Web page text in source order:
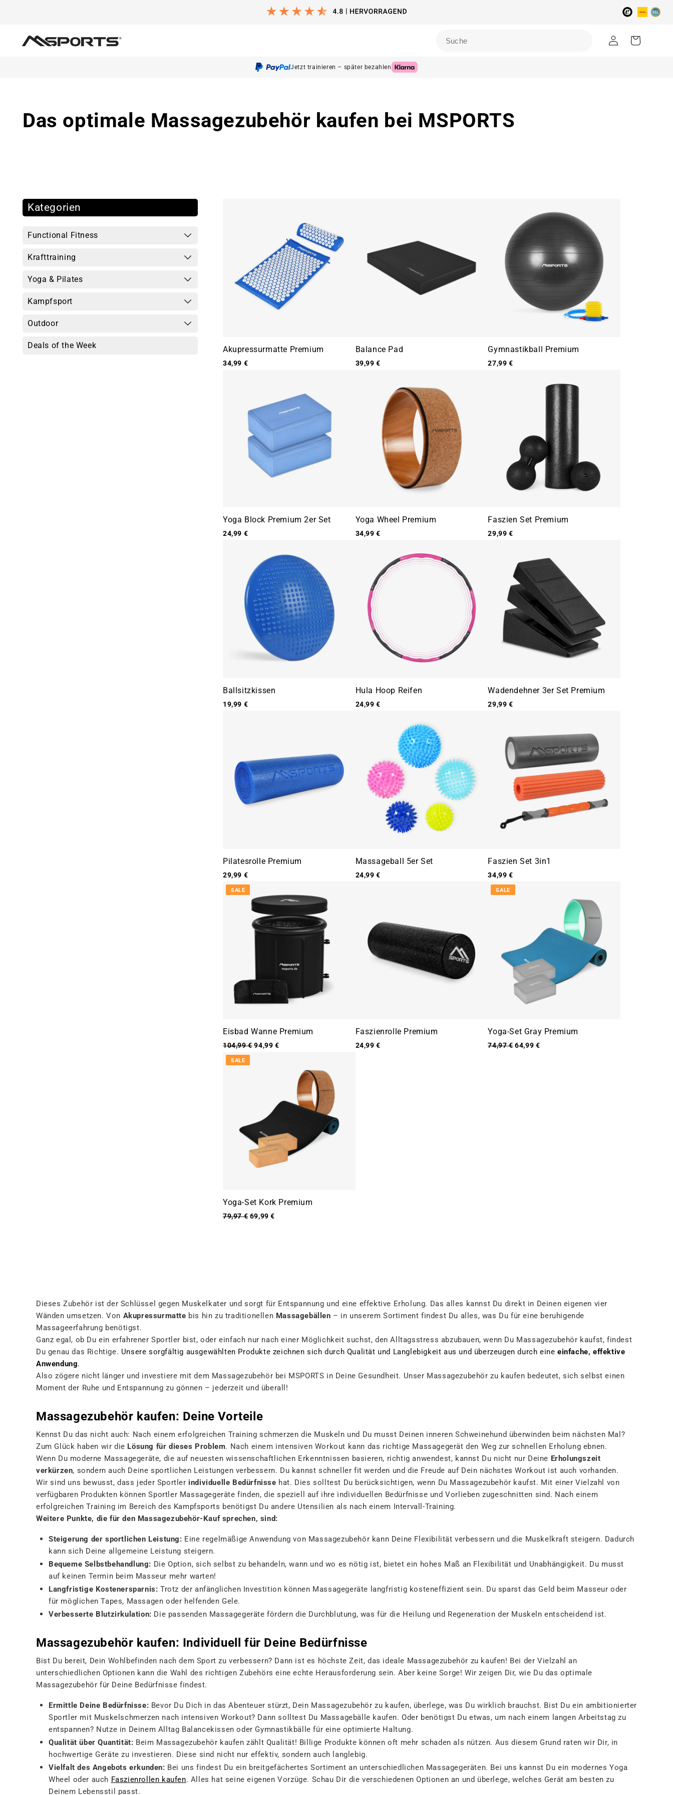
Ã
¢
â
EinloggenWarenkorb
Jetzt trainieren – später bezahlen
Das optimale Massagezubehör kaufen bei MSPORTS
Kategorien
Functional Fitness
Krafttraining
Yoga & Pilates
Kampfsport
Outdoor
Deals of the Week Akupressurmatte Premium
34,99 €
Balance Pad
39,99 €
Gymnastikball Premium
27,99 €
Yoga Block Premium 2er Set
24,99 €
Yoga Wheel Premium
34,99 €
Faszien Set Premium
29,99 €
Ballsitzkissen
19,99 €
Hula Hoop Reifen
24,99 €
Wadendehner 3er Set Premium
29,99 €
Pilatesrolle Premium
29,99 €
Massageball 5er Set
24,99 €
Faszien Set 3in1
34,99 €
SALE
Eisbad Wanne Premium
104,99 € 94,99 €
Faszienrolle Premium
24,99 €
SALE
Yoga-Set Gray Premium
74,97 € 64,99 €
SALE
Yoga-Set Kork Premium
79,97 € 69,99 €
Dieses Zubehör ist der Schlüssel gegen Muskelkater und sorgt für Entspannung und eine effektive Erholung. Das alles kannst Du direkt in Deinen eigenen vier
Wänden umsetzen. Von Akupressurmatte bis hin zu traditionellen Massagebällen – in unserem Sortiment findest Du alles, was Du für eine beruhigende
Massageerfahrung benötigst.
Ganz egal, ob Du ein erfahrener Sportler bist, oder einfach nur nach einer Möglichkeit suchst, den Alltagsstress abzubauen, wenn Du Massagezubehör kaufst, findest
Du genau das Richtige. Unsere sorgfältig ausgewählten Produkte zeichnen sich durch Qualität und Langlebigkeit aus und überzeugen durch eineeinfache, effektive
Anwendung.
Also zögere nicht länger und investiere mit dem Massagezubehör bei MSPORTS in Deine Gesundheit. Unser Massagezubehör zu kaufen bedeutet, sich selbst einen
Moment der Ruhe und Entspannung zu gönnen – jederzeit und überall!
Massagezubehör kaufen: Deine Vorteile
Kennst Du das nicht auch: Nach einem erfolgreichen Training schmerzen die Muskeln und Du musst Deinen inneren Schweinehund überwinden beim nächsten Mal?
Zum Glück haben wir die Lösung für dieses Problem. Nach einem intensiven Workout kann das richtige Massagegerät den Weg zur schnellen Erholung ebnen.
Wenn Du moderne Massagegeräte, die auf neuesten wissenschaftlichen Erkenntnissen basieren, richtig anwendest, kannst Du nicht nur Deine Erholungszeit
verkürzen, sondern auch Deine sportlichen Leistungen verbessern. Du kannst schneller fit werden und die Freude auf Dein nächstes Workout ist auch vorhanden.
Wir sind uns bewusst, dass jeder Sportler individuelle Bedürfnisse hat. Dies solltest Du berücksichtigen, wenn Du Massagezubehör kaufst. Mit einer Vielzahl von
verfügbaren Produkten können Sportler Massagegeräte finden, die speziell auf ihre individuellen Bedürfnisse und Vorlieben zugeschnitten sind. Nach einem
erfolgreichen Training im Bereich des Kampfsports benötigst Du andere Utensilien als nach einem Intervall-Training.
Weitere Punkte, die für den Massagezubehör-Kauf sprechen, sind:
Steigerung der sportlichen Leistung: Eine regelmäßige Anwendung von Massagezubehör kann Deine Flexibilität verbessern und die Muskelkraft steigern. Dadurch
kann sich Deine allgemeine Leistung steigern.
Bequeme Selbstbehandlung: Die Option, sich selbst zu behandeln, wann und wo es nötig ist, bietet ein hohes Maß an Flexibilität und Unabhängigkeit. Du musst
auf keinen Termin beim Masseur mehr warten!
Langfristige Kostenersparnis: Trotz der anfänglichen Investition können Massagegeräte langfristig kosteneffizient sein. Du sparst das Geld beim Masseur oder
für möglichen Tapes, Massagen oder helfenden Gele.
Verbesserte Blutzirkulation: Die passenden Massagegeräte fördern die Durchblutung, was für die Heilung und Regeneration der Muskeln entscheidend ist.
Massagezubehör kaufen: Individuell für Deine Bedürfnisse
Bist Du bereit, Dein Wohlbefinden nach dem Sport zu verbessern? Dann ist es höchste Zeit, das ideale Massagezubehör zu kaufen! Bei der Vielzahl an
unterschiedlichen Optionen kann die Wahl des richtigen Zubehörs eine echte Herausforderung sein. Aber keine Sorge! Wir zeigen Dir, wie Du das optimale
Massagezubehör für Deine Bedürfnisse findest.
Ermittle Deine Bedürfnisse: Bevor Du Dich in das Abenteuer stürzt, Dein Massagezubehör zu kaufen, überlege, was Du wirklich brauchst. Bist Du ein ambitionierter
Sportler mit Muskelschmerzen nach intensiven Workout? Dann solltest Du Massagebälle kaufen. Oder benötigst Du etwas, um nach einem langen Arbeitstag zu
entspannen? Nutze in Deinem Alltag Balancekissen oder Gymnastikbälle für eine optimierte Haltung.
Qualität über Quantität: Beim Massagezubehör kaufen zählt Qualität! Billige Produkte können oft mehr schaden als nützen. Aus diesem Grund raten wir Dir, in
hochwertige Geräte zu investieren. Diese sind nicht nur effektiv, sondern auch langlebig.
Vielfalt des Angebots erkunden: Bei uns findest Du ein breitgefächertes Sortiment an unterschiedlichen Massagegeräten. Bei uns kannst Du ein modernes Yoga
Wheel oder auch Faszienrollen kaufen. Alles hat seine eigenen Vorzüge. Schau Dir die verschiedenen Optionen an und überlege, welches Gerät am besten zu
Deinem Lebensstil passt.